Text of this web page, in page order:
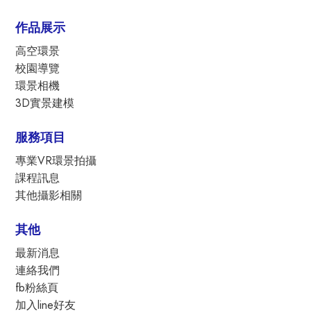
作品展示
高空環景
校園導覽
環景相機
3D實景建模
服務項目
專業VR環景拍攝
課程訊息
其他攝影相關
其他
最新消息
連絡我們
fb粉絲頁
加入line好友